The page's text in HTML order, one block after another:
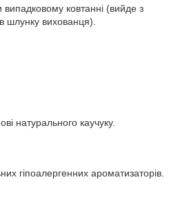
ковтанні (вийде з
шлунку вихованця).
натурального каучуку.
гіпоалергенних ароматизаторів.